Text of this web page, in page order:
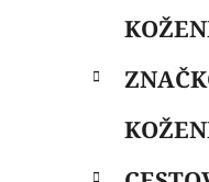
s
Přeskočit
kategorie
e